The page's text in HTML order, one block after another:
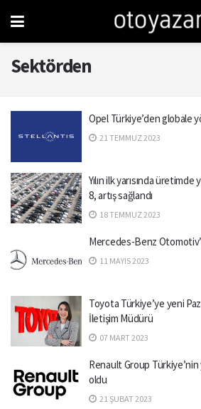
Sektörden
Opel Türkiye’den globale
21 TEMMUZ 2023
Yılın ilk yarısında
8, artış sağlandı
18 TEMMUZ 2023
Mercedes-Benz
11 MAYIS 2023
Toyota Türkiye’ye yeni
İletişim Müdürü
07 MART 2023
Renault Group
oldu
21 ŞUBAT 2023